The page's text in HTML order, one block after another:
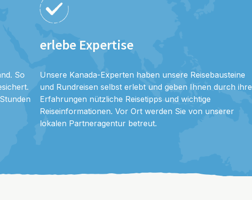
So
erlebe Expertise
Unsere Kanada-Experten haben unsere Reisebausteine
und Rundreisen selbst erlebt und geben Ihnen durch ihre
Erfahrungen nützliche Reisetipps und wichtige
Reiseinformationen. Vor Ort werden Sie von unserer
lokalen Partneragentur betreut.